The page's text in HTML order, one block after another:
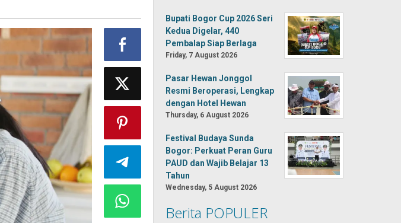
Bupati Bogor Cup 2026 Seri
Kedua Digelar, 440
Pembalap Siap Berlaga
Friday, 7 August 2026
Pasar Hewan Jonggol
Resmi Beroperasi, Lengkap
dengan Hotel Hewan
Thursday, 6 August 2026
Festival Budaya Sunda
Bogor: Perkuat Peran Guru
PAUD dan Wajib Belajar 13
Tahun
Wednesday, 5 August 2026
Berita POPULER